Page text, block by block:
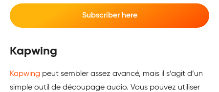
Subscriber here
Kapwing
Kapwing peut sembler assez avancé, mais il s’agit d’un
simple outil de découpage audio. Vous pouvez utiliser